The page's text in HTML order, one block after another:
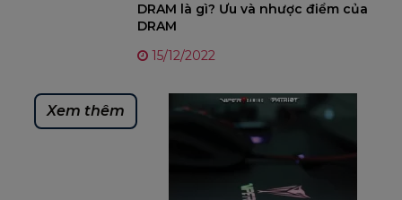
DRAM là gì? Ưu và nhược điểm của
DRAM
15/12/2022
Xem thêm